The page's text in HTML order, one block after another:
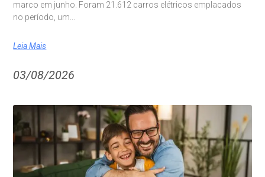
marco em junho. Foram 21.612 carros elétricos emplacados
no período, um
Leia Mais
03/08/2026